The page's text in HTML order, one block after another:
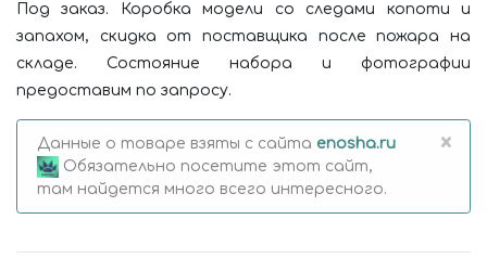
Под заказ. Коробка модели со следами копоти и
запахом, скидка от поставщика после пожара на
складе. Состояние набора и фотографии
предоставим по запросу.
Данные о товаре взяты с сайта enosha.ru
Обязательно посетите этот сайт,
там найдется много всего интересного.
×